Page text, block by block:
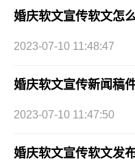
婚庆软文宣传软文怎
2023-07-10 11:48:47
2023-07-10 11:47:50
婚庆软文宣传软文发